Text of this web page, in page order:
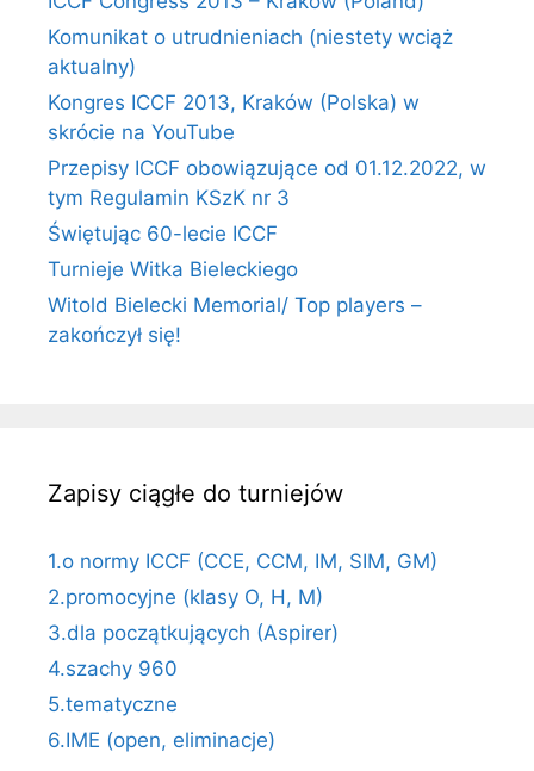
Komunikat o utrudnieniach (niestety wciąż
aktualny)
Kongres ICCF 2013, Kraków (Polska) w
skrócie na YouTube
Przepisy ICCF obowiązujące od 01.12.2022, w
tym Regulamin KSzK nr 3
Świętując 60-lecie ICCF
Turnieje Witka Bieleckiego
Witold Bielecki Memorial/ Top players –
zakończył się!
Zapisy ciągłe do turniejów
1.o normy ICCF (CCE, CCM, IM, SIM, GM)
2.promocyjne (klasy O, H, M)
3.dla początkujących (Aspirer)
4.szachy 960
5.tematyczne
6.IME (open, eliminacje)